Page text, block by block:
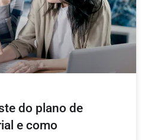
do plano de
e como